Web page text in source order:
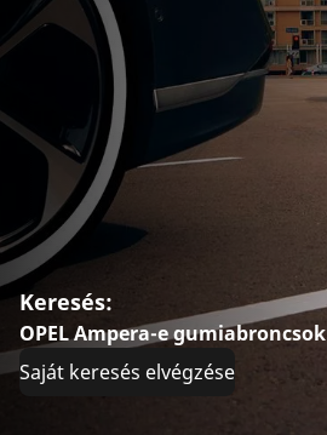
Keresés:
OPEL Ampera-e gumiabroncsok
Saját keresés elvégzése